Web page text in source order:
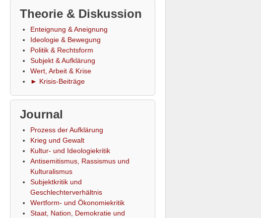
Theorie & Diskussion
Enteignung & Aneignung
Ideologie & Bewegung
Politik & Rechtsform
Subjekt & Aufklärung
Wert, Arbeit & Krise
► Krisis-Beiträge
Journal
Prozess der Aufklärung
Krieg und Gewalt
Kultur- und Ideologiekritik
Antisemitismus, Rassismus und
Kulturalismus
Subjektkritik und
Geschlechterverhältnis
Wertform- und Ökonomiekritik
Staat, Nation, Demokratie und